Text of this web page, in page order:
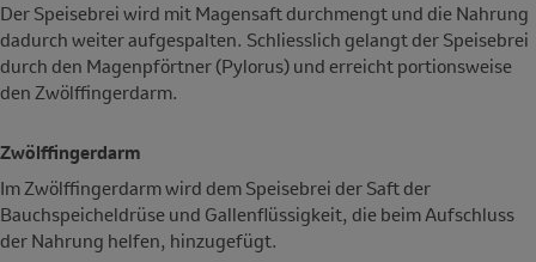
Der Speisebrei wird mit Magensaft durchmengt und die Nahrung
dadurch weiter aufgespalten. Schliesslich gelangt der Speisebrei
durch den Magenpförtner (Pylorus) und erreicht portionsweise
den Zwölffingerdarm.
Zwölffingerdarm
Im Zwölffingerdarm wird dem Speisebrei der Saft der
Bauchspeicheldrüse und Gallenflüssigkeit, die beim Aufschluss
der Nahrung helfen, hinzugefügt.